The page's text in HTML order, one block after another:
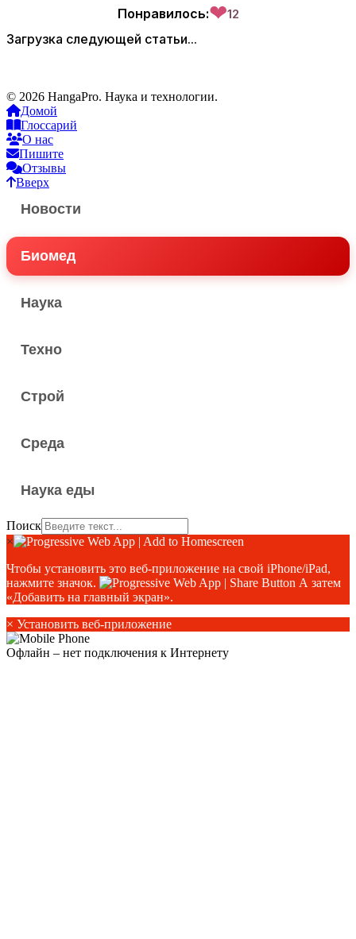
Понравилось:❤12
Загрузка следующей статьи...
© 2026 HangaPro. Наука и технологии.
Домой
Глоссарий
О нас
Пишите
Отзывы
Вверх
Новости
Биомед
Наука
Техно
Строй
Среда
Наука еды
Поиск
×
Чтобы установить это веб-приложение на свой iPhone/iPad,
нажмите значок.
А затем
«Добавить на главный экран».
× Установить веб-приложение
Офлайн – нет подключения к Интернету